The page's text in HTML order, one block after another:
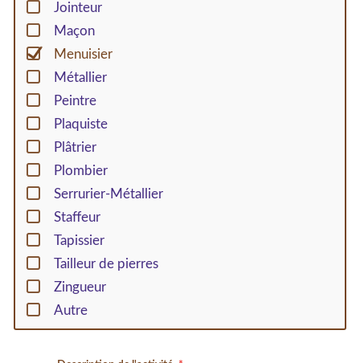
Jointeur
Maçon
Menuisier
Métallier
Peintre
Plaquiste
Plâtrier
Plombier
Serrurier-Métallier
Staffeur
Tapissier
Tailleur de pierres
Zingueur
Autre